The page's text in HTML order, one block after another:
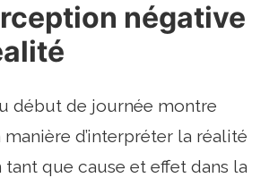
négative
début de journée montre
d’interpréter la réalité
tant que cause et effet dans la